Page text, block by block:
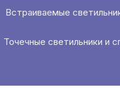
Встраиваемые
Точечные светильники и